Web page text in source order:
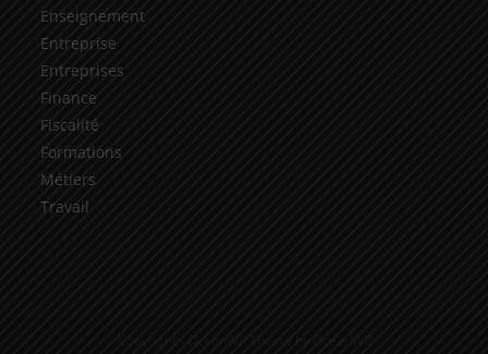
Enseignement
Entreprise
Entreprises
Finance
Fiscalité
Formations
Métiers
Travail